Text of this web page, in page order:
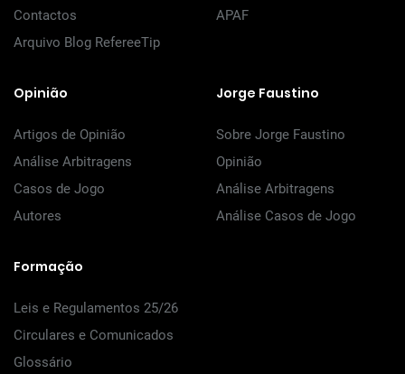
Contactos
Arquivo Blog RefereeTip
APAF
Opinião
Artigos de Opinião
Análise Arbitragens
Casos de Jogo
Autores
Jorge Faustino
Sobre Jorge Faustino
Opinião
Análise Arbitragens
Análise Casos de Jogo
Formação
Leis e Regulamentos 25/26
Circulares e Comunicados
Glossário